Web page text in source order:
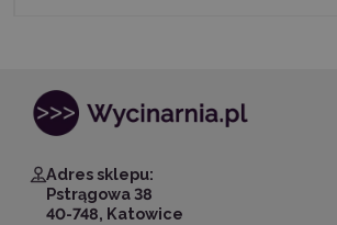
Adres sklepu:
Pstrągowa 38
40-748, Katowice